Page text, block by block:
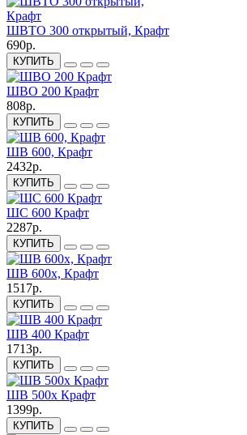
ШВТО 300 открытый, Крафт
690р.
КУПИТЬ
ШВО 200 Крафт
808р.
КУПИТЬ
ШВ 600, Крафт
2432р.
КУПИТЬ
ШС 600 Крафт
2287р.
КУПИТЬ
ШВ 600х, Крафт
1517р.
КУПИТЬ
ШВ 400 Крафт
1713р.
КУПИТЬ
ШВ 500х Крафт
1399р.
КУПИТЬ